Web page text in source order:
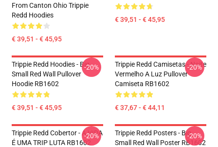
From Canton Ohio Trippie
Redd Hoodies
€ 39,51 - € 45,95
€ 39,51 - € 45,95
Trippie Redd Hoodies - Big
Small Red Wall Pullover
Hoodie RB1602
€ 39,51 - € 45,95
-20%
Trippie Redd Camisetas - Noite
Vermelho A Luz Pullover
Camiseta RB1602
€ 37,67 - € 44,11
-20%
Trippie Redd Cobertor - A VIDA
É UMA TRIP LUTA RB1602
-20%
Trippie Redd Posters - Big
Small Red Wall Poster RB1602
-20%